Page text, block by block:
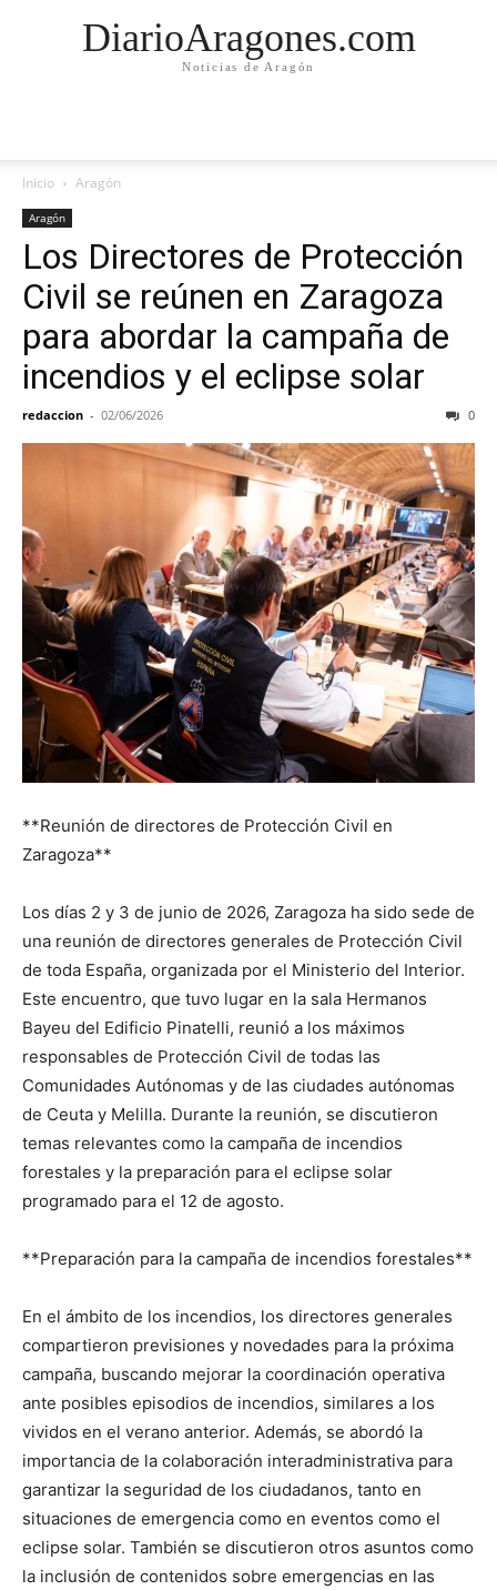
DiarioAragones.com
Noticias de Aragón
Inicio Aragón
Aragón
Los Directores de Protección
Civil se reúnen en Zaragoza
para abordar la campaña de
incendios y el eclipse solar
redaccion - 02/06/2026 0
**Reunión de directores de Protección Civil en
Zaragoza**
Los días 2 y 3 de junio de 2026, Zaragoza ha sido sede de
una reunión de directores generales de Protección Civil
de toda España, organizada por el Ministerio del Interior.
Este encuentro, que tuvo lugar en la sala Hermanos
Bayeu del Edificio Pinatelli, reunió a los máximos
responsables de Protección Civil de todas las
Comunidades Autónomas y de las ciudades autónomas
de Ceuta y Melilla. Durante la reunión, se discutieron
temas relevantes como la campaña de incendios
forestales y la preparación para el eclipse solar
programado para el 12 de agosto.
**Preparación para la campaña de incendios forestales**
En el ámbito de los incendios, los directores generales
compartieron previsiones y novedades para la próxima
campaña, buscando mejorar la coordinación operativa
ante posibles episodios de incendios, similares a los
vividos en el verano anterior. Además, se abordó la
importancia de la colaboración interadministrativa para
garantizar la seguridad de los ciudadanos, tanto en
situaciones de emergencia como en eventos como el
eclipse solar. También se discutieron otros asuntos como
la inclusión de contenidos sobre emergencias en las